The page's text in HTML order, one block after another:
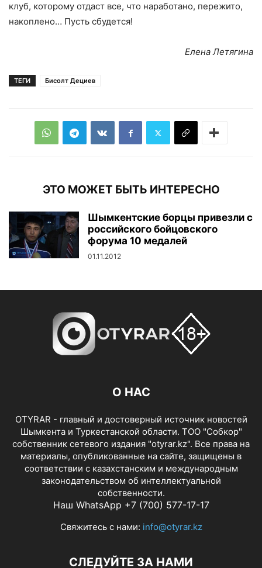
клуб, которому отдаст все, что наработано, пережито,
накоплено… Пусть сбудется!
Елена Летягина
ТЕГИ Бисолт Дециев
ЭТО МОЖЕТ БЫТЬ ИНТЕРЕСНО
Шымкентские борцы привезли с
российского бойцовского
форума 10 медалей
01.11.2012
О НАС
OTYRAR - главный и достоверный источник новостей
Шымкента и Туркестанской области. ТОО "Собкор"
собственник сетевого издания "otyrar.kz". Все права на
материалы, опубликованные на сайте, защищены в
соответствии с казахстанским и международным
законодательством об интеллектуальной
собственности.
Наш WhatsApp +7 (700) 577-17-17
Свяжитесь с нами: info@otyrar.kz
СЛЕДУЙТЕ ЗА НАМИ